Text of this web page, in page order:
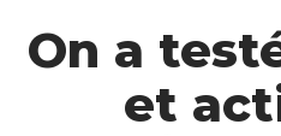
On a
et